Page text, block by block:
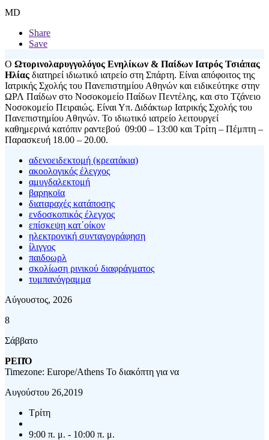
MD
Share
Save
Ο Ωτορινολαρυγγολόγος Ενηλίκων & Παίδων Ιατρός Τσιάπας
Ηλίας διατηρεί ιδιωτικό ιατρείο στη Σπάρτη. Είναι απόφοιτος της
Ιατρικής Σχολής του Πανεπιστημίου Αθηνών και ειδικεύτηκε στην
ΩΡΛ Παίδων στο Νοσοκομείο Παίδων Πεντέλης, και στο Τζάνειο
Νοσοκομείο Πειραιώς. Είναι Υπ. Διδάκτωρ Ιατρικής Σχολής του
Πανεπιστημίου Αθηνών. Το ιδιωτικό ιατρείο λειτουργεί
καθημερινά κατόπιν ραντεβού 09:00 – 13:00 και Τρίτη – Πέμπτη –
Παρασκευή 18.00 – 20.00.
αδενοειδεκτομή (κρεατάκια)
ακοολογικός έλεγχος
αμυγδαλεκτομή
βαρηκοϊα
διαταραχές κατάποσης
ενδοσκοπικός έλεγχος
επίσκεψη κατ΄οίκον
ηλεκτρονική συνταγογράφηση
ίλιγγος
παιδοωρλ
σκολίωση ρινικού διαφράγματος
τυμπανόγραμμα
Αύγουστος, 2026
8
Σάββατο
ΡΕΠΌ
Timezone: Europe/Athens Το διακόπτη για να
Αυγούστου 26,2019
Τρίτη
9:00 π. μ. - 10:00 π. μ.